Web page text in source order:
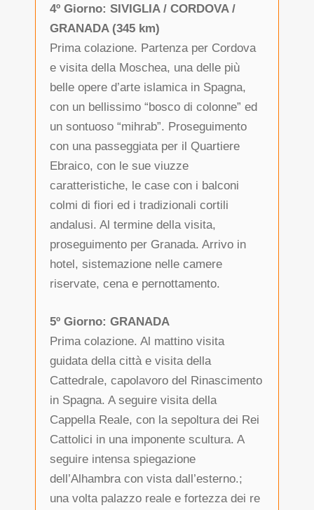
4º Giorno: SIVIGLIA / CORDOVA /
GRANADA (345 km)
Prima colazione. Partenza per Cordova
e visita della Moschea, una delle più
belle opere d’arte islamica in Spagna,
con un bellissimo “bosco di colonne” ed
un sontuoso “mihrab”. Proseguimento
con una passeggiata per il Quartiere
Ebraico, con le sue viuzze
caratteristiche, le case con i balconi
colmi di fiori ed i tradizionali cortili
andalusi. Al termine della visita,
proseguimento per Granada. Arrivo in
hotel, sistemazione nelle camere
riservate, cena e pernottamento.
5º Giorno: GRANADA
Prima colazione. Al mattino visita
guidata della città e visita della
Cattedrale, capolavoro del Rinascimento
in Spagna. A seguire visita della
Cappella Reale, con la sepoltura dei Rei
Cattolici in una imponente scultura. A
seguire intensa spiegazione
dell’Alhambra con vista dall’esterno.;
una volta palazzo reale e fortezza dei re